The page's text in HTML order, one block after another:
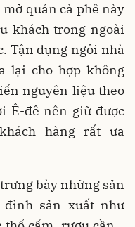
quán cà phê này
khách trong ngoài
Tận dụng ngôi nhà
lại cho hợp không
nguyên liệu theo
Ê-đê nên giữ được
hàng rất ưa
bày những sản
sản xuất như